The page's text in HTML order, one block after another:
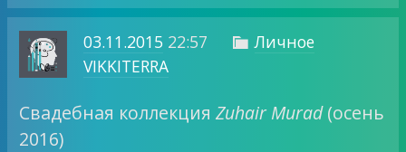
03.11.2015 22:57  Личное
VIKKITERRA
Свадебная коллекцияZuhair Murad (осень
2016)